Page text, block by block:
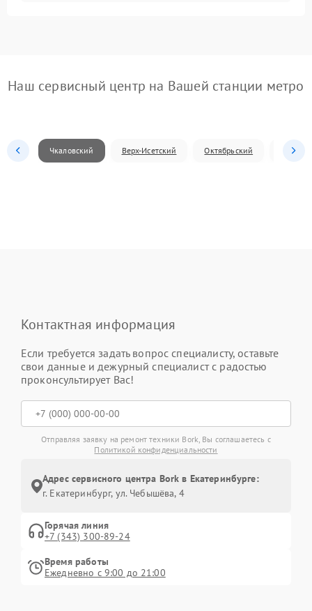
Наш сервисный центр на Вашей станции метро
Чкаловский Верх-Исетский Октябрьский
Контактная информация
Если требуется задать вопрос специалисту, оставьте
свои данные и дежурный специалист с радостью
проконсультирует Вас!
Отправляя заявку на ремонт техники Bork, Вы соглашаетесь с
Политикой конфиденциальности
Адрес сервисного центра Bork в Екатеринбурге:
г. Екатеринбург, ул. Чебышёва, 4
Горячая линия
+7 (343) 300-89-24
Время работы
Ежедневно с 9:00 до 21:00